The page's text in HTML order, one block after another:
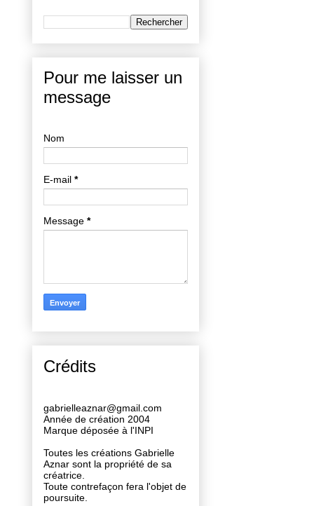
Pour me laisser un
message
Nom
E-mail *
Message *
Crédits
gabrielleaznar@gmail.com
Année de création 2004
Marque déposée à l'INPI
Toutes les créations Gabrielle
Aznar sont la propriété de sa
créatrice.
Toute contrefaçon fera l'objet de
poursuite.